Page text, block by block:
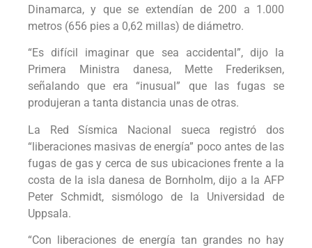
Dinamarca, y que se extendían de 200 a 1.000
metros (656 pies a 0,62 millas) de diámetro.
“Es difícil imaginar que sea accidental”, dijo la
Primera Ministra danesa, Mette Frederiksen,
señalando que era “inusual” que las fugas se
produjeran a tanta distancia unas de otras.
La Red Sísmica Nacional sueca registró dos
“liberaciones masivas de energía” poco antes de las
fugas de gas y cerca de sus ubicaciones frente a la
costa de la isla danesa de Bornholm, dijo a la AFP
Peter Schmidt, sismólogo de la Universidad de
Uppsala.
“Con liberaciones de energía tan grandes no hay